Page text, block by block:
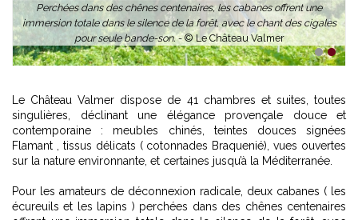
Perchées dans des chênes centenaires, les cabanes offrent une
immersion totale dans le silence de la forêt, avec le chant des cigales
pour seule bande-son. -© Le Château Valmer
1 2
Le Château Valmer dispose de 41 chambres et suites, toutes
singulières, déclinant une élégance provençale douce et
contemporaine : meubles chinés, teintes douces signées
Flamant , tissus délicats ( cotonnades Braquenié), vues ouvertes
sur la nature environnante, et certaines jusqu’à la Méditerranée.
Pour les amateurs de déconnexion radicale, deux cabanes ( les
écureuils et les lapins ) perchées dans des chênes centenaires